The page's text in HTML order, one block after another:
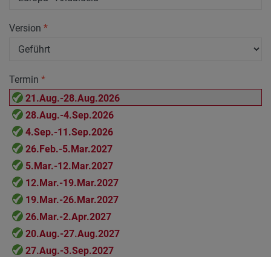
Version *
Termin *
21.Aug.-28.Aug.2026
28.Aug.-4.Sep.2026
4.Sep.-11.Sep.2026
26.Feb.-5.Mar.2027
5.Mar.-12.Mar.2027
12.Mar.-19.Mar.2027
19.Mar.-26.Mar.2027
26.Mar.-2.Apr.2027
20.Aug.-27.Aug.2027
27.Aug.-3.Sep.2027